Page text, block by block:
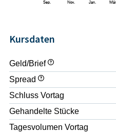
Kursdaten
Geld/Brief
Spread
Schluss Vortag
Gehandelte Stücke
Tagesvolumen Vortag